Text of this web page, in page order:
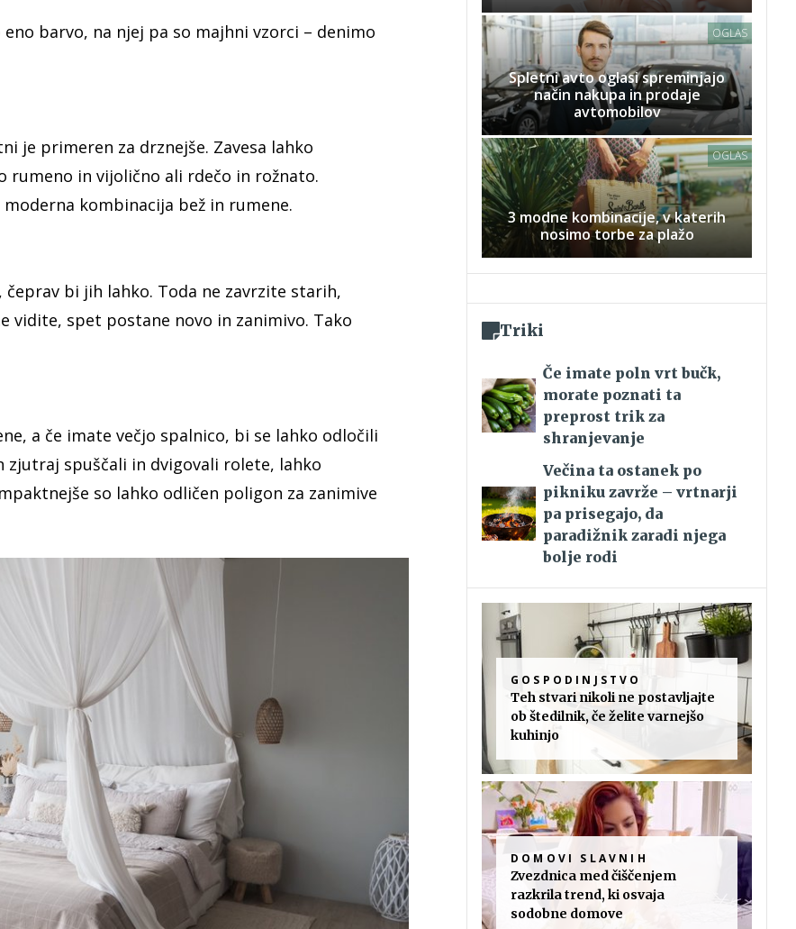
barvo, na njej pa so majhni vzorci – denimo
je primeren za drznejše. Zavesa lahko
rumeno in vijolično ali rdečo in rožnato.
kombinacija bež in rumene.
bi jih lahko. Toda ne zavrzite starih,
vidite, spet postane novo in zanimivo. Tako
a če imate večjo spalnico, bi se lahko odločili
zjutraj spuščali in dvigovali rolete, lahko
so lahko odličen poligon za zanimive
OGLAS
Spletni avto oglasi spreminjajo
način nakupa in prodaje
avtomobilov
OGLAS
3 modne kombinacije, v katerih
nosimo torbe za plažo
Triki
Če imate poln vrt bučk,
morate poznati ta
preprost trik za
shranjevanje
Večina ta ostanek po
pikniku zavrže – vrtnarji
pa prisegajo, da
paradižnik zaradi njega
bolje rodi
GOSPODINJSTVO
Teh stvari nikoli ne postavljajte
ob štedilnik, če želite varnejšo
kuhinjo
DOMOVI SLAVNIH
Zvezdnica med čiščenjem
razkrila trend, ki osvaja
sodobne domove